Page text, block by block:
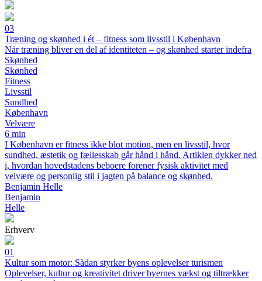
03
Træning og skønhed i ét – fitness som livsstil i København
Når træning bliver en del af identiteten – og skønhed starter indefra
Skønhed
Skønhed
Fitness
Livsstil
Sundhed
København
Velvære
6 min
I København er fitness ikke blot motion, men en livsstil, hvor
sundhed, æstetik og fællesskab går hånd i hånd. Artiklen dykker ned
i, hvordan hovedstadens beboere forener fysisk aktivitet med
velvære og personlig stil i jagten på balance og skønhed.
Benjamin Helle
Benjamin
Helle
Erhverv
01
Kultur som motor: Sådan styrker byens oplevelser turismen
Oplevelser, kultur og kreativitet driver byernes vækst og tiltrækker